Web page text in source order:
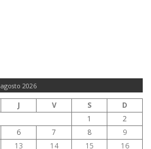
agosto 2026
J V S
D
1
2
6 7 8
9
13 14 15 16